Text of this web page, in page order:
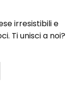
irresistibili e
Ti unisci a noi?